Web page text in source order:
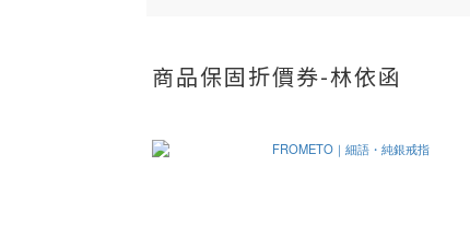
商品保固折價券-林依函